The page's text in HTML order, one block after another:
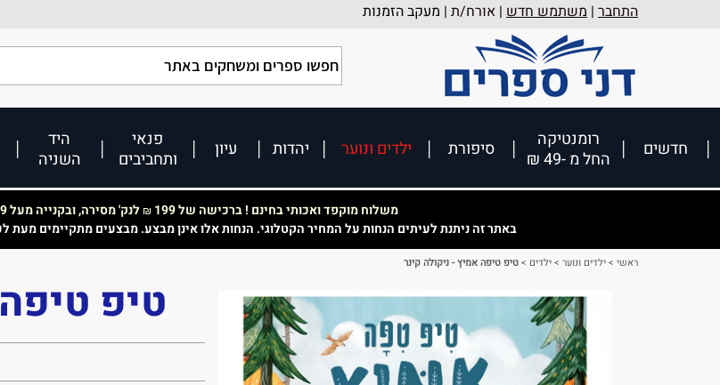
התחבר | משתמש חדש | אורח/ת | מעקב הזמנות
חדשים
רומנטיקה
החל מ -49 ₪
סיפורת ילדים ונוער יהדות עיון
פנאי
ותחביבים
היד
השניה
משלוח מוקפד ואכותי בחינם ! ברכישה של 199 ₪ לנק' מסירה, ובקנייה מעל 249
באתר זה ניתנת לעיתים הנחות על המחיר הקטלוגי. הנחות אלו אינן מבצע. מבצעים מתקיימים
ראשי >ילדים ונוער >ילדים >טיפ טיפה אמיץ - ניקולה קינר
טיפ